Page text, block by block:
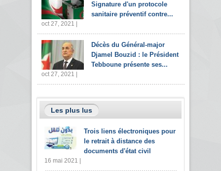
Signature d'un protocole
sanitaire préventif contre...
oct 27, 2021 |
Décès du Général-major
Djamel Bouzid : le Président
Tebboune présente ses...
oct 27, 2021 |
Les plus lus
Trois liens électroniques pour
le retrait à distance des
documents d'état civil
16 mai 2021 |